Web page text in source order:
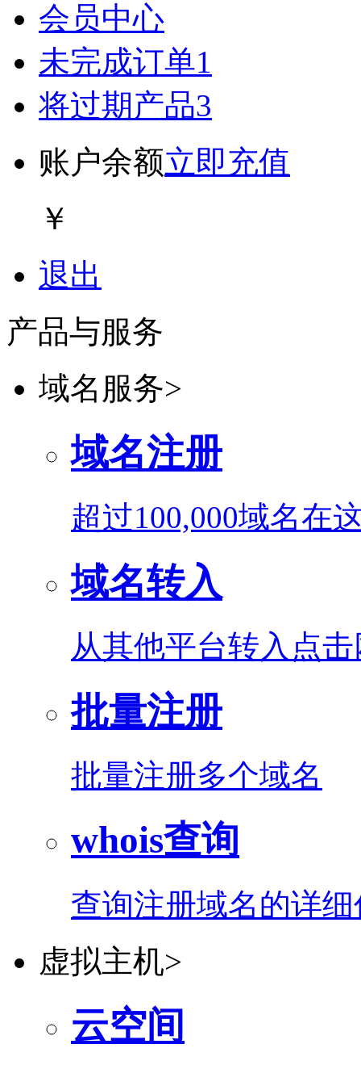
会员中心
未完成订单1
将过期产品3
账户余额立即充值
￥
退出
产品与服务
域名服务>
域名注册
超过100,000域名在
域名转入
从其他平台转入点
批量注册
批量注册多个域名
whois查询
查询注册域名的详
虚拟主机>
云空间